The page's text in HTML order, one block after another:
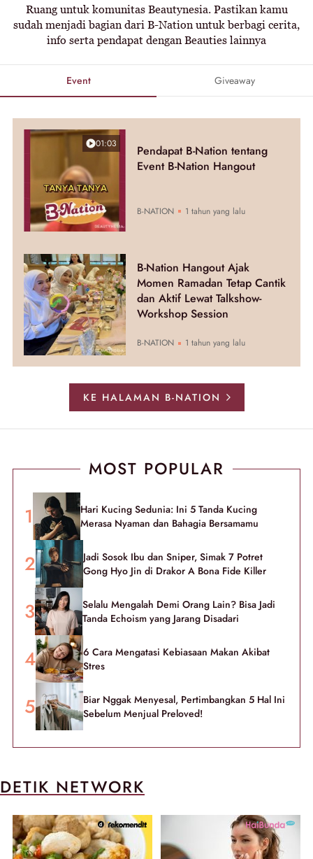
Ruang untuk komunitas Beautynesia. Pastikan kamu
sudah menjadi bagian dari B-Nation untuk berbagi cerita,
info serta pendapat dengan Beauties lainnya
Event Giveaway
01:03
Pendapat B-Nation tentang
Event B-Nation Hangout
B-NATION 1 tahun yang lalu
B-Nation Hangout Ajak
Momen Ramadan Tetap Cantik
dan Aktif Lewat Talkshow-
Workshop Session
B-NATION 1 tahun yang lalu
KE HALAMAN B-NATION
MOST POPULAR
Hari Kucing Sedunia: Ini 5 Tanda Kucing
Merasa Nyaman dan Bahagia Bersamamu
Jadi Sosok Ibu dan Sniper, Simak 7 Potret
Gong Hyo Jin di Drakor A Bona Fide Killer
Selalu Mengalah Demi Orang Lain? Bisa Jadi
Tanda Echoism yang Jarang Disadari
6 Cara Mengatasi Kebiasaan Makan Akibat
Stres
Biar Nggak Menyesal, Pertimbangkan 5 Hal Ini
Sebelum Menjual Preloved!
DETIK NETWORK